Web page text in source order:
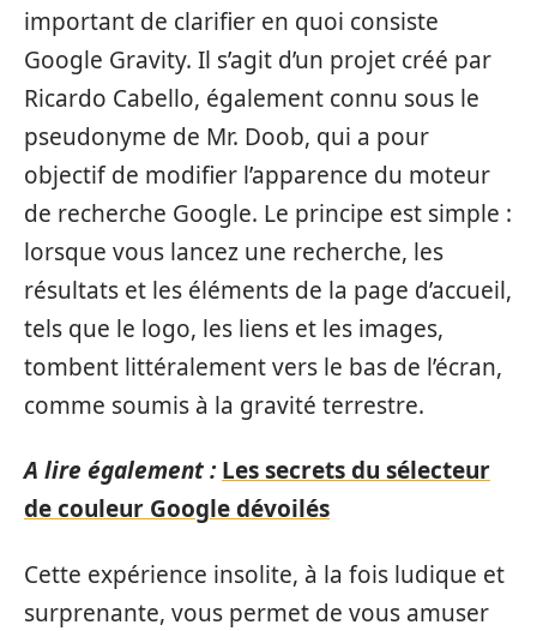
important de clarifier en quoi consiste
Google Gravity. Il s’agit d’un projet créé par
Ricardo Cabello, également connu sous le
pseudonyme de Mr. Doob, qui a pour
objectif de modifier l’apparence du moteur
de recherche Google. Le principe est simple :
lorsque vous lancez une recherche, les
résultats et les éléments de la page d’accueil,
tels que le logo, les liens et les images,
tombent littéralement vers le bas de l’écran,
comme soumis à la gravité terrestre.
A lire également : Les secrets du sélecteur
de couleur Google dévoilés
Cette expérience insolite, à la fois ludique et
surprenante, vous permet de vous amuser